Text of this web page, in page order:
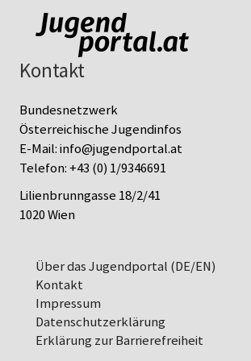
Kontakt
Bundesnetzwerk
Österreichische Jugendinfos
E-Mail:info@jugendportal.at
Telefon:+43 (0) 1/9346691
Lilienbrunngasse 18/2/41
1020 Wien
Über das Jugendportal (DE/EN)
Kontakt
Impressum
Datenschutz­erklärung
Erklärung zur Barrierefreiheit